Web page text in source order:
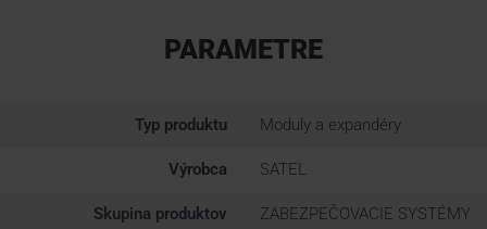
PARAMETRE
Typ produktu Moduly a expandéry
Výrobca SATEL
Skupina produktov ZABEZPEČOVACIE SYSTÉMY